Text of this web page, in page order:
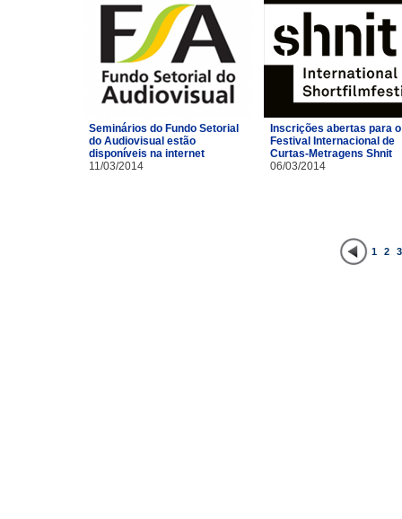
Seminários do Fundo Setorial
do Audiovisual estão
disponíveis na internet
11/03/2014
Inscrições abertas para o
Festival Internacional de
Curtas-Metragens Shnit
06/03/2014
1 2 3